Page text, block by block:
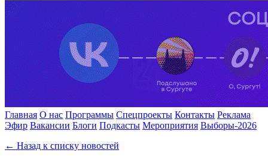
Главная О нас Программы Спецпроекты Контакты Реклама
Эфир Вакансии Блоги Подкасты Мероприятия Выборы-2026
← Назад к списку новостей